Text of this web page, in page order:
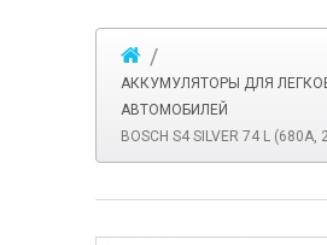
АККУМУЛЯТОРЫ ДЛЯ
АВТОМОБИЛЕЙ
BOSCH S4 SILVER 74 L